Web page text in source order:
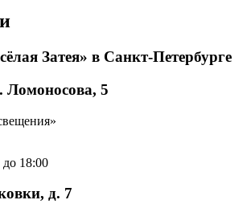
Затея» в Санкт-Петербурге
Ломоносова, 5
18:00
д. 7